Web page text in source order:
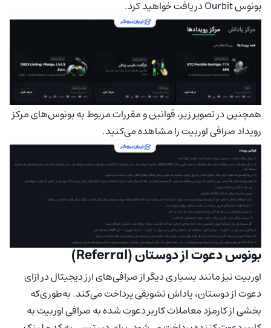
بونوس Ourbit دریافت خواهید کرد.
همچنین در تصویر زیر، قوانین و مقررات مربوط به بونوس‌های مرکز
رویداد صرافی اوربیت را مشاهده می‌کنید.
بونوس دعوت از دوستان (Referral)
اوربیت نیز مانند بسیاری دیگر از صرافی‌های ارز دیجیتال در ازای
دعوت از دوستان، پاداش تشویقی پرداخت می‌کند. به‌طوری‌که
بخشی از کارمزد معاملات کاربر دعوت شده به صرافی اوربیت به